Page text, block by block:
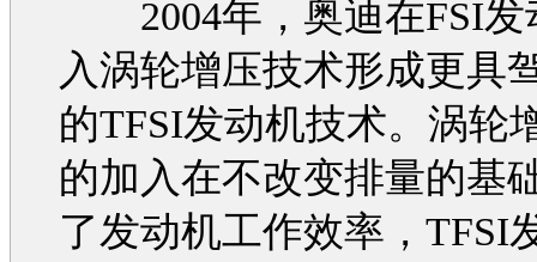
2004年， 奥迪在FSI发
入涡轮增压技术形成更具
的TFSI发动机技术。涡轮
的加入在不改变排量的基
了发动机工作效率，TFSI